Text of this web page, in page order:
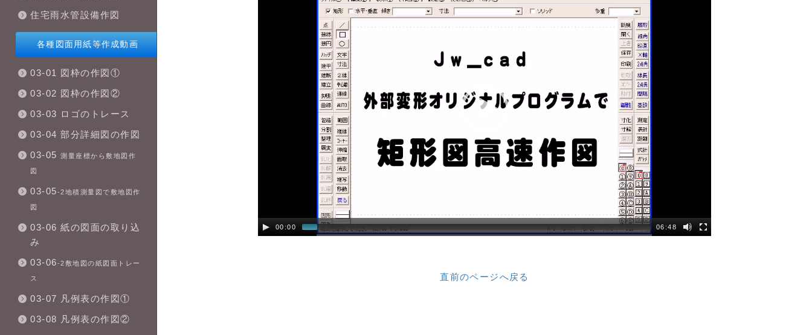
00:00 06:48
直前のページへ戻る
住宅雨水管設備作図
各種図面用紙等作成動画
03-01 図枠の作図①
03-02 図枠の作図②
03-03 ロゴのトレース
03-04 部分詳細図の作図
03-05 測量座標から敷地図作
図
03-05-2地積測量図で敷地図作
図
03-06 紙の図面の取り込
み
03-06-2敷地図の紙図面トレー
ス
03-07 凡例表の作図①
03-08 凡例表の作図②